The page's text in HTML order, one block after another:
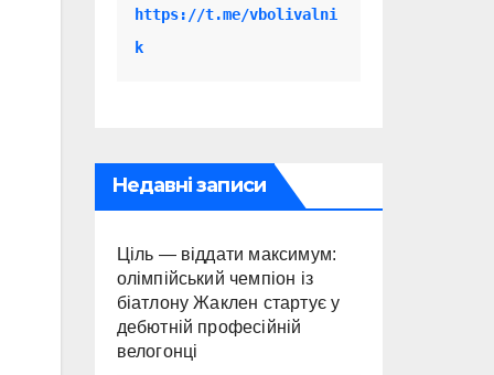
https://t.me/vbolivalni
k
Недавні записи
Ціль — віддати максимум:
олімпійський чемпіон із
біатлону Жаклен стартує у
дебютній професійній
велогонці